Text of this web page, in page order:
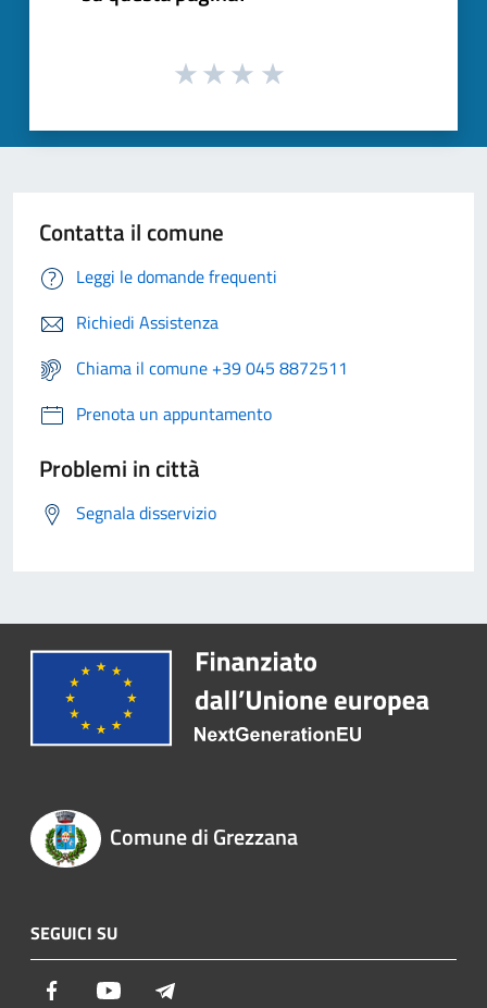
Contatta il comune
Leggi le domande frequenti
Richiedi Assistenza
Chiama il comune +39 045 8872511
Prenota un appuntamento
Problemi in città
Segnala disservizio
Comune di Grezzana
SEGUICI SU
Facebook Youtube